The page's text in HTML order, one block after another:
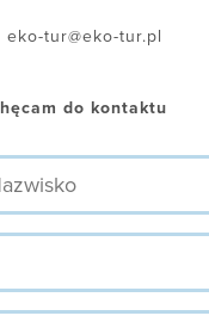
eko-tur@eko-tur.pl
do kontaktu